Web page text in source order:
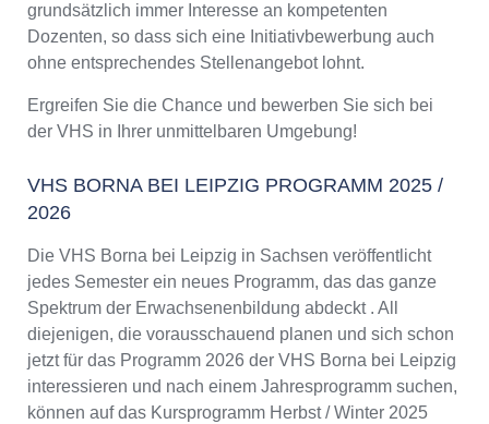
grundsätzlich immer Interesse an kompetenten
Dozenten, so dass sich eine Initiativbewerbung auch
ohne entsprechendes Stellenangebot lohnt.
Ergreifen Sie die Chance und bewerben Sie sich bei
der VHS in Ihrer unmittelbaren Umgebung!
VHS BORNA BEI LEIPZIG PROGRAMM 2025 /
2026
Die VHS Borna bei Leipzig in Sachsen veröffentlicht
jedes Semester ein neues Programm, das das ganze
Spektrum der Erwachsenenbildung abdeckt . All
diejenigen, die vorausschauend planen und sich schon
jetzt für das Programm 2026 der VHS Borna bei Leipzig
interessieren und nach einem Jahresprogramm suchen,
können auf das Kursprogramm Herbst / Winter 2025